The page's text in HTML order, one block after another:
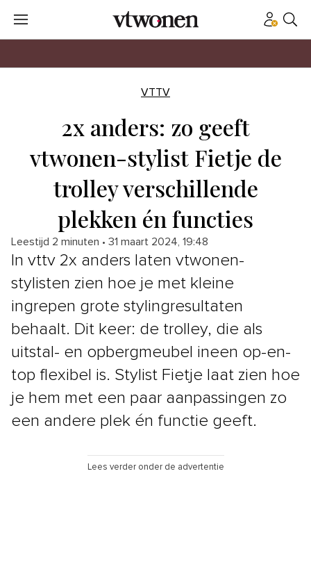
VTTV
2x anders: zo geeft
vtwonen-stylist Fietje de
trolley verschillende
plekken én functies
Leestijd 2 minuten • 31 maart 2024, 19:48
In vttv 2x anders laten vtwonen-
stylisten zien hoe je met kleine
ingrepen grote stylingresultaten
behaalt. Dit keer: de trolley, die als
uitstal- en opbergmeubel ineen op-en-
top flexibel is. Stylist Fietje laat zien hoe
je hem met een paar aanpassingen zo
een andere plek én functie geeft.
Lees verder onder de advertentie